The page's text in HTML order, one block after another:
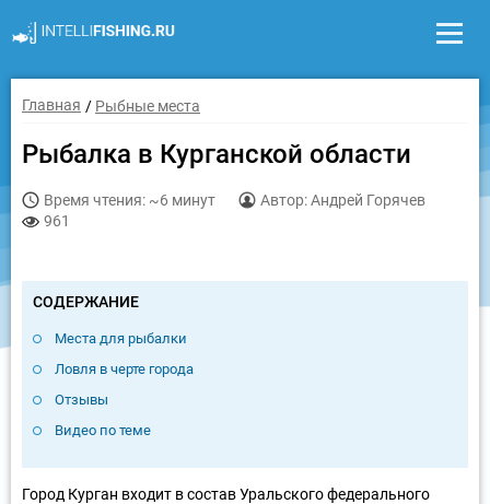
Главная Рыбные места
Рыбалка в Курганской области
Время чтения: ~6 минут
Автор: Андрей Горячев
961
СОДЕРЖАНИЕ
Места для рыбалки
Ловля в черте города
Отзывы
Видео по теме
Город Курган входит в состав Уральского федерального